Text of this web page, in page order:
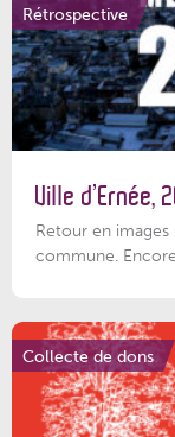
Rétrospective
Ville d’Ernée,
Retour en
commune.
Collecte de dons